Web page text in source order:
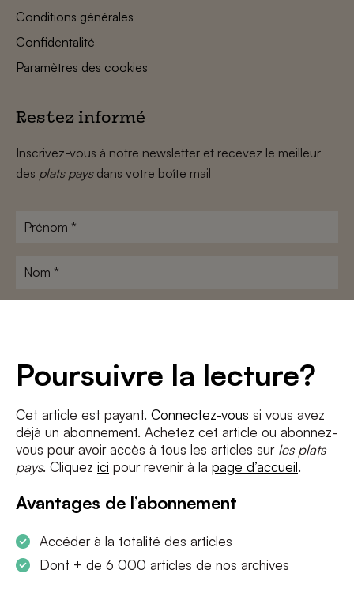
Poursuivre la lecture?
Cet article est payant. Connectez-vous si vous avez
déjà un abonnement. Achetez cet article ou abonnez-
vous pour avoir accès à tous les articles sur les plats
pays. Cliquez ici pour revenir à la page d’accueil.
Avantages de l’abonnement
Accéder à la totalité des articles
Dont + de 6 000 articles de nos archives
Conditions générales
Confidentalité
Paramètres des cookies
Restez informé
Inscrivez-vous à notre newsletter et recevez le meilleur
des plats paysdans votre boîte mail
Prénom
Nom
J'accepte les termes et conditions etla politique de confidentialité
S'INSCRIRE